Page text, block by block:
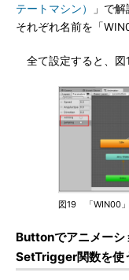
テートマシン）
」で
それぞれ名前を「
全て設定すると、図
図19 「WIN00
Buttonでアニメーシ
SetTrigger関数を使